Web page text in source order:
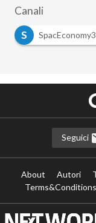
Canali
S
Seguici
About Autori